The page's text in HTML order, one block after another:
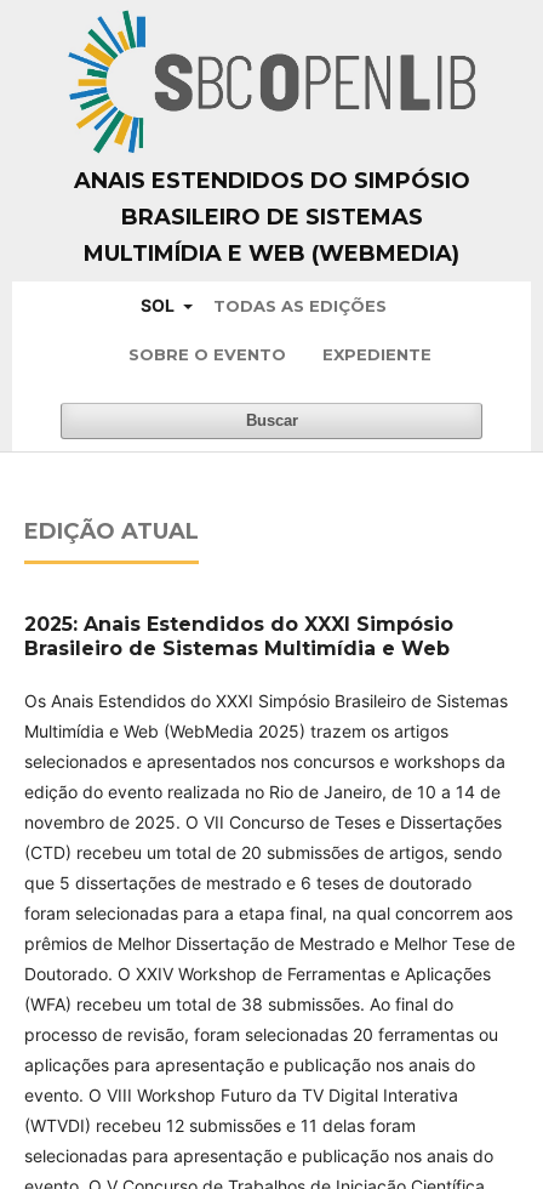
ANAIS ESTENDIDOS DO SIMPÓSIO
BRASILEIRO DE SISTEMAS
MULTIMÍDIA E WEB (WEBMEDIA)
SOL TODAS AS EDIÇÕES
SOBRE O EVENTO EXPEDIENTE
Buscar
EDIÇÃO ATUAL
2025: Anais Estendidos do XXXI Simpósio
Brasileiro de Sistemas Multimídia e Web
Os Anais Estendidos do XXXI Simpósio Brasileiro de Sistemas
Multimídia e Web (WebMedia 2025) trazem os artigos
selecionados e apresentados nos concursos e workshops da
edição do evento realizada no Rio de Janeiro, de 10 a 14 de
novembro de 2025. O VII Concurso de Teses e Dissertações
(CTD) recebeu um total de 20 submissões de artigos, sendo
que 5 dissertações de mestrado e 6 teses de doutorado
foram selecionadas para a etapa final, na qual concorrem aos
prêmios de Melhor Dissertação de Mestrado e Melhor Tese de
Doutorado. O XXIV Workshop de Ferramentas e Aplicações
(WFA) recebeu um total de 38 submissões. Ao final do
processo de revisão, foram selecionadas 20 ferramentas ou
aplicações para apresentação e publicação nos anais do
evento. O VIII Workshop Futuro da TV Digital Interativa
(WTVDI) recebeu 12 submissões e 11 delas foram
selecionadas para apresentação e publicação nos anais do